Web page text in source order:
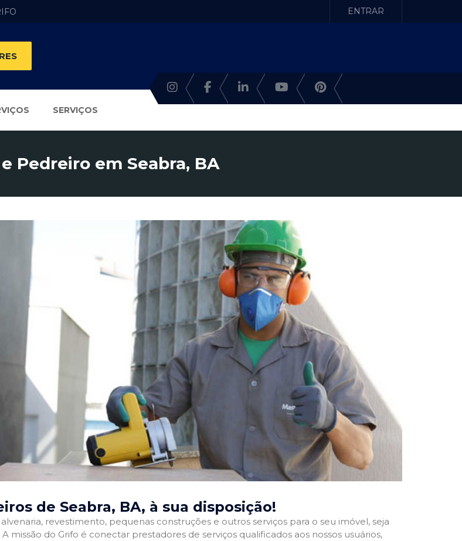
ENTRAR
SERVIÇOS
Pedreiro em Seabra, BA
de Seabra, BA, à sua disposição!
revestimento, pequenas construções e outros serviços para o seu imóvel, seja
do Grifo é conectar prestadores de serviços qualificados aos nossos usuários,